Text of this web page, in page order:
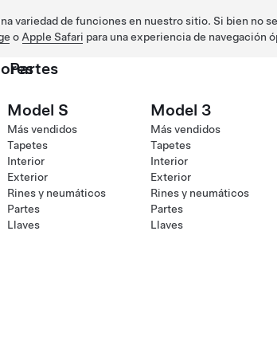
variedad de funciones en nuestro sitio. Si bien no
o Apple Safari para una experiencia de navegación
Partes
Model S
Más vendidos
Tapetes
Interior
Exterior
Rines y neumáticos
Partes
Llaves
Model 3
Más vendidos
Tapetes
Interior
Exterior
Rines y neumáticos
Partes
Llaves